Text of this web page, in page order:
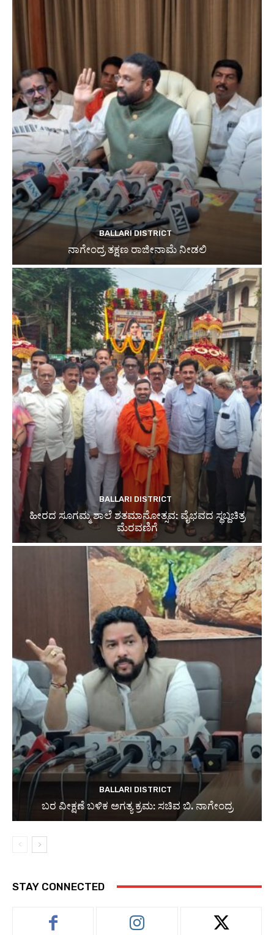
BALLARI DISTRICT
ನಾಗೇಂದ್ರ ತಕ್ಷಣ ರಾಜೀನಾಮೆ ನೀಡಲಿ
BALLARI DISTRICT
ಹೀರದ ಸೂಗಮ್ಮ ಶಾಲೆ ಶತಮಾನೋತ್ಸವ: ವೈಭವದ ಸ್ಥಬ್ದಚಿತ್ರ
ಮೆರವಣಿಗೆ
BALLARI DISTRICT
ಬರ ವೀಕ್ಷಣೆ ಬಳಿಕ ಅಗತ್ಯ ಕ್ರಮ: ಸಚಿವ ಬಿ. ನಾಗೇಂದ್ರ
STAY CONNECTED